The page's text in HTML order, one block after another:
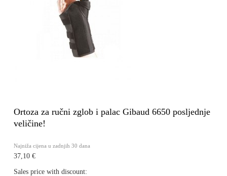
Ortoza za ručni zglob i palac Gibaud 6650 posljednje
veličine!
Najniža cijena u zadnjih 30 dana
37,10 €
Sales price with discount: